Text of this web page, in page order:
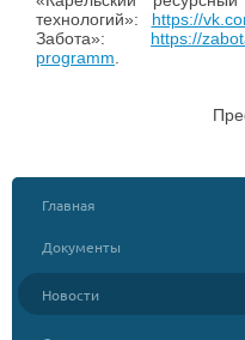
технологий»: https://
Забота»: https://
programm
Пресс-служба
Главная
Документы
Новости